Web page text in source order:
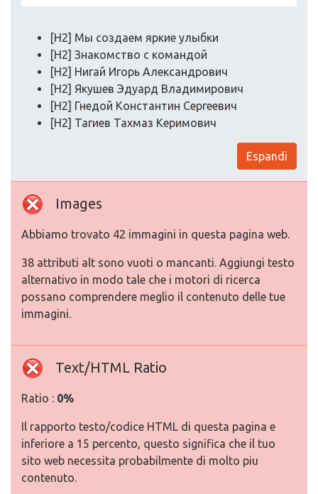
[H2] Мы создаем яркие улыбки
[H2] Знакомство с командой
[H2] Нигай Игорь Александрович
[H2] Якушев Эдуард Владимирович
[H2] Гнедой Константин Сергеевич
[H2] Тагиев Тахмаз Керимович
Espandi
Images
Abbiamo trovato 42 immagini in questa pagina web.
38 attributi alt sono vuoti o mancanti. Aggiungi testo
alternativo in modo tale che i motori di ricerca
possano comprendere meglio il contenuto delle tue
immagini.
Text/HTML Ratio
Ratio : 0%
Il rapporto testo/codice HTML di questa pagina e
inferiore a 15 percento, questo significa che il tuo
sito web necessita probabilmente di molto piu
contenuto.